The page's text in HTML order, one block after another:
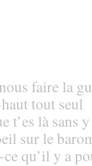
faire la
tout seul
t’es là sans
sur le
ce qu’il y a